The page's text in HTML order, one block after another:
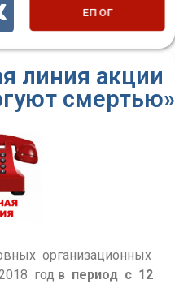
ЕП ОГ
линия акции
смертью»
организационных
год в период с 12